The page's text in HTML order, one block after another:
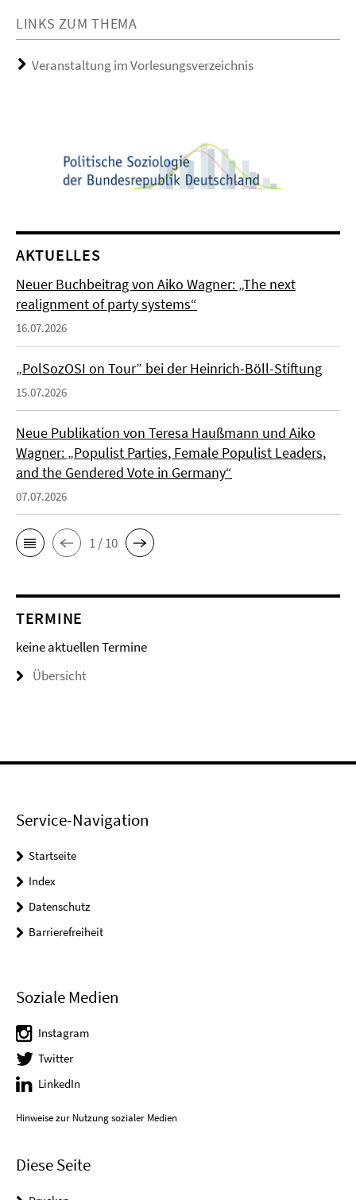
LINKS ZUM THEMA
Veranstaltung im Vorlesungsverzeichnis
AKTUELLES
Neuer Buchbeitrag von Aiko Wagner: „The next
realignment of party systems“
16.07.2026
„PolSozOSI on Tour” bei der Heinrich-Böll-Stiftung
15.07.2026
Neue Publikation von Teresa Haußmann und Aiko
Wagner: „Populist Parties, Female Populist Leaders,
and the Gendered Vote in Germany“
07.07.2026
1 / 10
TERMINE
keine aktuellen Termine
Übersicht
Service-Navigation
Startseite
Index
Datenschutz
Barrierefreiheit
Soziale Medien
Instagram
Twitter
LinkedIn
Hinweise zur Nutzung sozialer Medien
Diese Seite